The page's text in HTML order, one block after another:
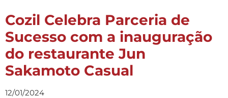
Cozil Celebra Parceria de
Sucesso com a inauguração
do restaurante Jun
Sakamoto Casual
12/01/2024